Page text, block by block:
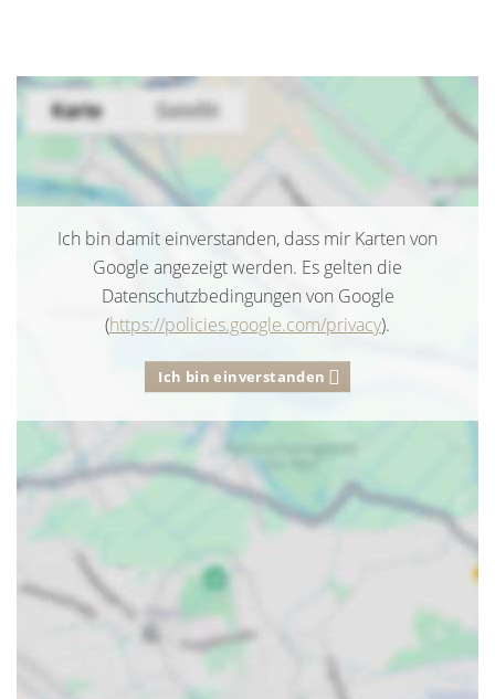
Ich bin damit einverstanden, dass mir Karten von
Google angezeigt werden. Es gelten die
Datenschutzbedingungen von Google
(https://policies.google.com/privacy).
Ich bin einverstanden